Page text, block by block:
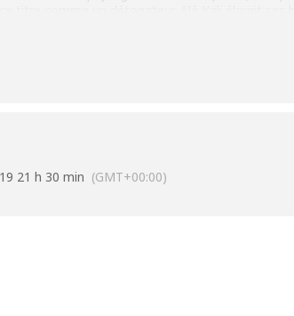
21 h 30 min (GMT+00:00)